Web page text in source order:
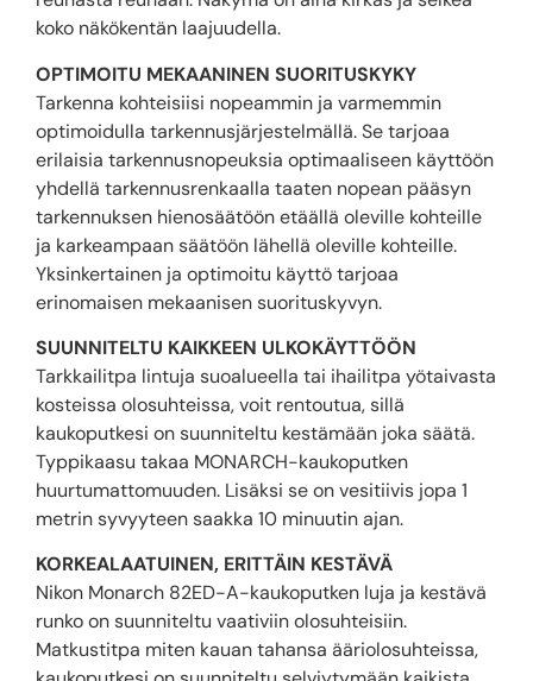
koko näkökentän laajuudella.
OPTIMOITU MEKAANINEN SUORITUSKYKY
Tarkenna kohteisiisi nopeammin ja varmemmin
optimoidulla tarkennusjärjestelmällä. Se tarjoaa
erilaisia tarkennusnopeuksia optimaaliseen käyttöön
yhdellä tarkennusrenkaalla taaten nopean pääsyn
tarkennuksen hienosäätöön etäällä oleville kohteille
ja karkeampaan säätöön lähellä oleville kohteille.
Yksinkertainen ja optimoitu käyttö tarjoaa
erinomaisen mekaanisen suorituskyvyn.
SUUNNITELTU KAIKKEEN ULKOKÄYTTÖÖN
Tarkkailitpa lintuja suoalueella tai ihailitpa yötaivasta
kosteissa olosuhteissa, voit rentoutua, sillä
kaukoputkesi on suunniteltu kestämään joka säätä.
Typpikaasu takaa MONARCH-kaukoputken
huurtumattomuuden. Lisäksi se on vesitiivis jopa 1
metrin syvyyteen saakka 10 minuutin ajan.
KORKEALAATUINEN, ERITTÄIN KESTÄVÄ
Nikon Monarch 82ED-A-kaukoputken luja ja kestävä
runko on suunniteltu vaativiin olosuhteisiin.
Matkustitpa miten kauan tahansa ääriolosuhteissa,